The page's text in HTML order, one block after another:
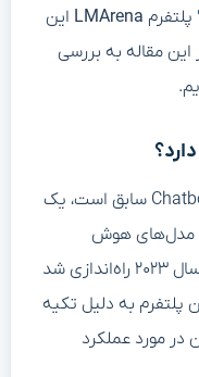
LMArena این
این مقاله به بررسی
که در اصل همان Chatbot Arena سابق است، یک
مدل‌های هوش
مصنوعی است. این پلتفرم در ماه می سال ۲۰۲۳ راه‌اندازی شد
به دلیل تکیه
در مورد عملکرد